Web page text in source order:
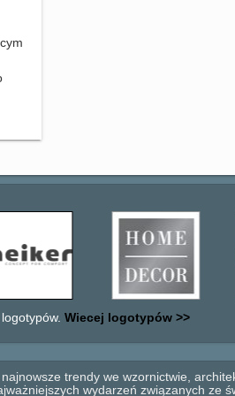
Wiecej logotypów >>
trendy we wzornictwie,
wydarzeń związanych ze